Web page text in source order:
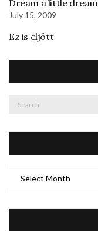
Dream a little dream
July 15, 2009
Ez is eljött
múlt